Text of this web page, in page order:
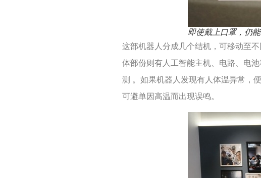
即使戴上口罩，仍能
这部机器人分成几个结机，可移动至
体部份则有人工智能主机、电路、电
测 。如果机器人发现有人体温异常，
可避单因高温而出现误鸣。